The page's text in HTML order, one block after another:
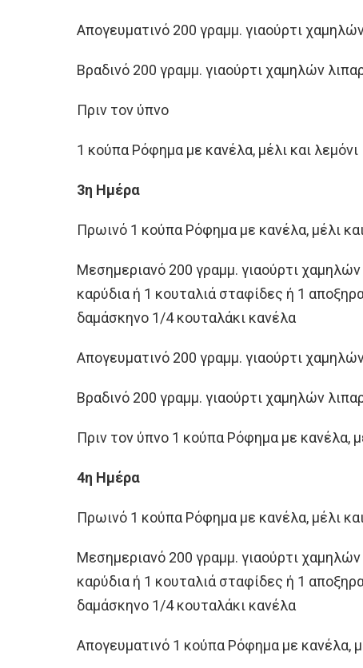
Απογευματινό 200 γραμμ. γιαούρτι
Βραδινό 200 γραμμ. γιαούρτι χαμηλών
Πριν τον ύπνο
1 κούπα Ρόφημα με κανέλα, μέλι και λεμόνι
3η Ημέρα
Πρωινό 1 κούπα Ρόφημα με κανέλα, μέλι
Μεσημεριανό 200 γραμμ. γιαούρτι
καρύδια ή 1 κουταλιά σταφίδες ή 1
δαμάσκηνο 1/4 κουταλάκι κανέλα
Απογευματινό 200 γραμμ. γιαούρτι
Βραδινό 200 γραμμ. γιαούρτι χαμηλών
Πριν τον ύπνο 1 κούπα Ρόφημα με κανέλα,
4η Ημέρα
Πρωινό 1 κούπα Ρόφημα με κανέλα, μέλι
Μεσημεριανό 200 γραμμ. γιαούρτι
καρύδια ή 1 κουταλιά σταφίδες ή 1
δαμάσκηνο 1/4 κουταλάκι κανέλα
Απογευματινό 1 κούπα Ρόφημα με κανέλα,